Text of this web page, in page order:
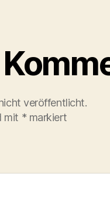
veröffentlicht.
mit * markiert